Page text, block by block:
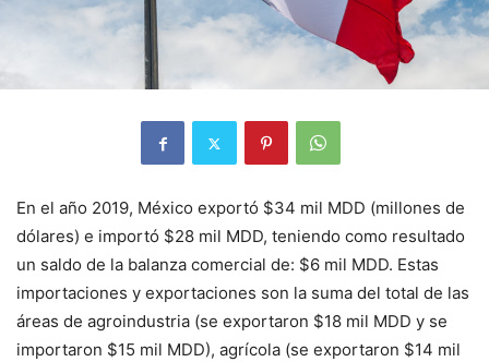
En el año 2019, México exportó $34 mil MDD (millones de
dólares) e importó $28 mil MDD, teniendo como resultado
un saldo de la balanza comercial de: $6 mil MDD. Estas
importaciones y exportaciones son la suma del total de las
áreas de agroindustria (se exportaron $18 mil MDD y se
importaron $15 mil MDD), agrícola (se exportaron $14 mil